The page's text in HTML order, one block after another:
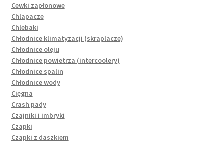
Cewki zapłonowe
Chlapacze
Chlebaki
Chłodnice klimatyzacji (skraplacze)
Chłodnice oleju
Chłodnice powietrza (intercoolery)
Chłodnice spalin
Chłodnice wody
Cięgna
Crash pady
Czajniki i imbryki
Czapki
Czapki z daszkiem